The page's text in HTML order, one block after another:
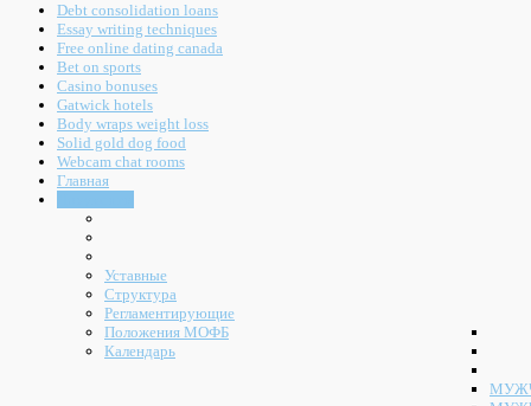
Debt consolidation loans
Essay writing techniques
Free online dating canada
Bet on sports
Casino bonuses
Gatwick hotels
Body wraps weight loss
Solid gold dog food
Webcam chat rooms
Главная
Уставные
Структура
Регламентирующие
Положения МОФБ
Календарь